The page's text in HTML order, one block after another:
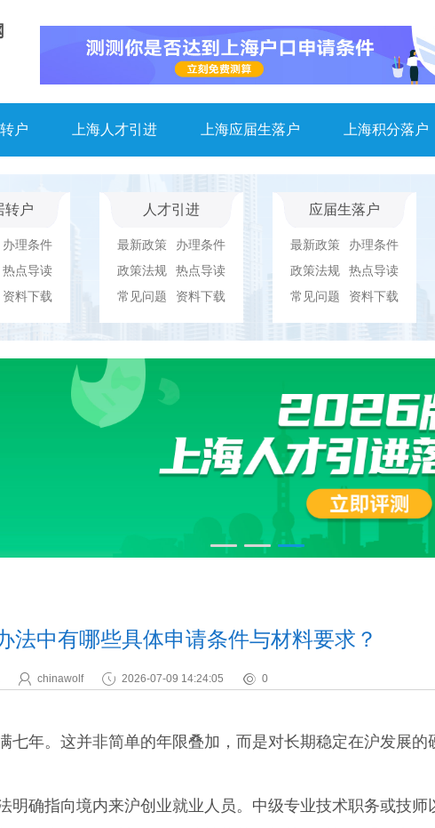
户 上海人才引进 上海应届生落户 上海积分落户
转户
办理条件
热点导读
资料下载
人才引进
最新政策
办理条件
政策法规
热点导读
常见问题
资料下载
应届生落户
最新政策
办理条件
政策法规
热点导读
常见问题
资料下载
法中有哪些具体申请条件与材料要求？
chinawolf 2026-07-09 14:24:05 0
年。这并非简单的年限叠加，而是对长期稳定在沪发展的
确指向境内来沪创业就业人员。中级专业技术职务或技师